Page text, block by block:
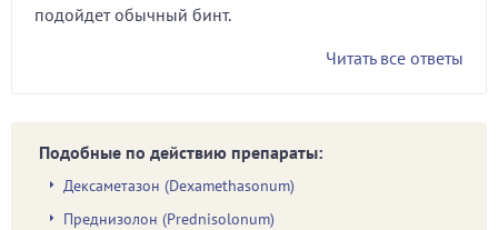
подойдет обычный бинт.
Читать все ответы
Подобные по действию препараты:
Дексаметазон (Dexamethasonum)
Преднизолон (Prednisolonum)